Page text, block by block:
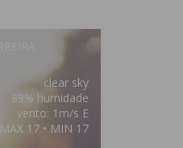
clear sky
89% humidade
vento: 1m/s E
MAX 17 • MIN 17